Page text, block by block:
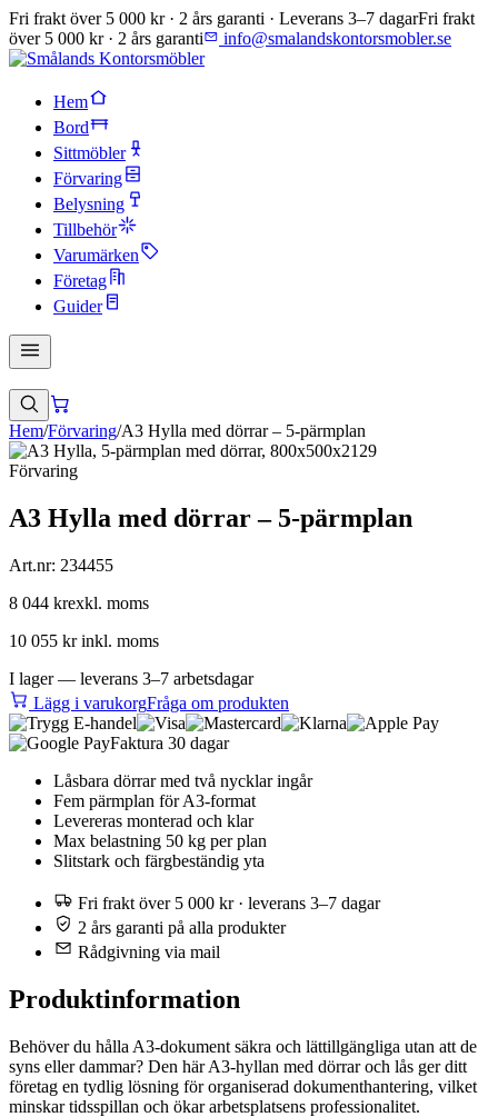
Fri frakt över 5 000 kr · 2 års garanti · Leverans 3–7 dagarFri frakt
över 5 000 kr · 2 års garanti
info@smalandskontorsmobler.se
Hem
Bord
Sittmöbler
Förvaring
Belysning
Tillbehör
Varumärken
Företag
Guider
Hem/Förvaring/A3 Hylla med dörrar – 5-pärmplan
Förvaring
A3 Hylla med dörrar – 5-pärmplan
Art.nr: 234455
8 044 krexkl. moms
10 055 krinkl. moms
I lager — leverans 3–7 arbetsdagar
Lägg i varukorgFråga om produkten
Faktura 30 dagar
Låsbara dörrar med två nycklar ingår
Fem pärmplan för A3-format
Levereras monterad och klar
Max belastning 50 kg per plan
Slitstark och färgbeständig yta
Fri frakt över 5 000 kr · leverans 3–7 dagar
2 års garanti på alla produkter
Rådgivning via mail
Produktinformation
Behöver du hålla A3‑dokument säkra och lättillgängliga utan att de
syns eller dammar? Den här A3‑hyllan med dörrar och lås ger ditt
företag en tydlig lösning för organiserad dokumenthantering, vilket
minskar tidsspillan och ökar arbetsplatsens professionalitet.